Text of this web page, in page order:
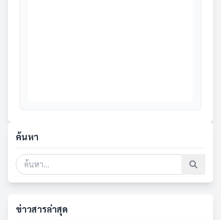
ค้นหา
ข่าวสารล่าสุด